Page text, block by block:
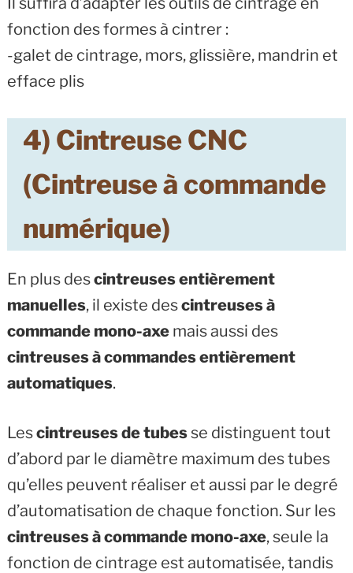
fonction des formes à cintrer :
-galet de cintrage, mors, glissière, mandrin et
efface plis
4) Cintreuse CNC
(Cintreuse à commande
numérique)
En plus descintreuses entièrement
manuelles, il existe descintreuses à
commande mono-axemais aussi des
cintreuses à commandes entièrement
automatiques.
Lescintreuses de tubesse distinguent tout
d’abord par le diamètre maximum des tubes
qu’elles peuvent réaliser et aussi par le degré
d’automatisation de chaque fonction. Sur les
cintreuses à commande mono-axe, seule la
fonction de cintrage est automatisée, tandis